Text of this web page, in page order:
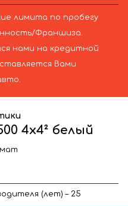
лимита по пробегу
Франшиза.
нами на кредитной
Вами
4x4² белый
(лет) – 25